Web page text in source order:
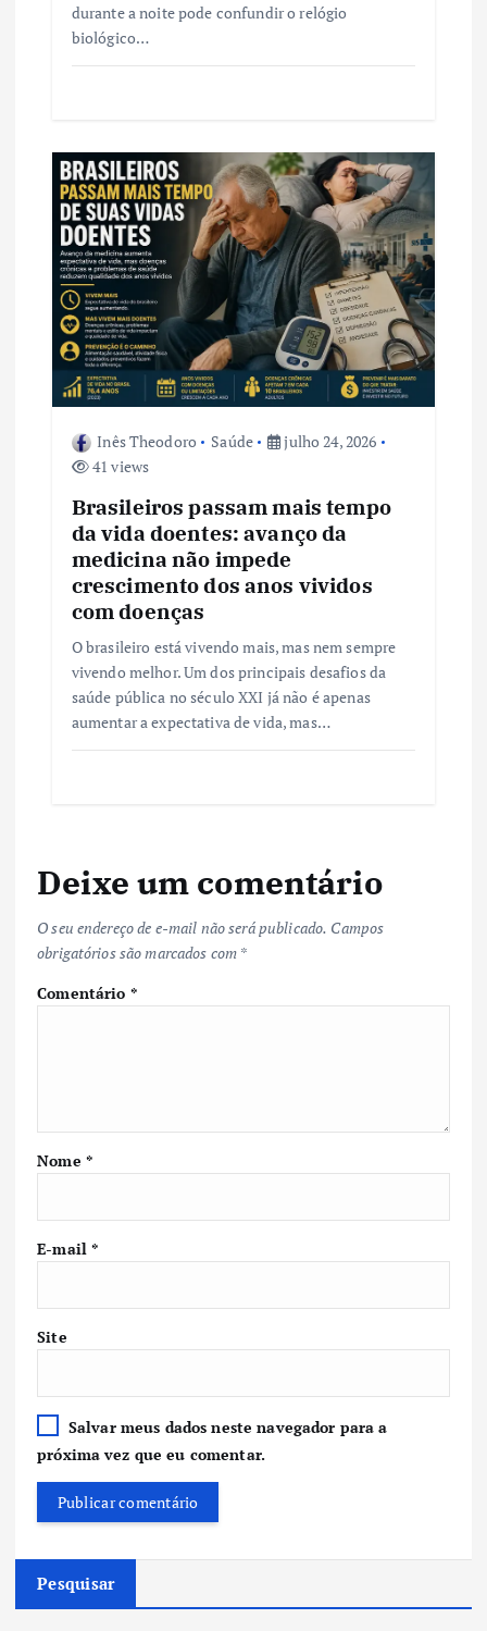
durante a noite pode confundir o relógio
biológico…
Inês Theodoro Saúde
julho 24, 2026
41 views
Brasileiros passam mais tempo
da vida doentes: avanço da
medicina não impede
crescimento dos anos vividos
com doenças
O brasileiro está vivendo mais, mas nem sempre
vivendo melhor. Um dos principais desafios da
saúde pública no século XXI já não é apenas
aumentar a expectativa de vida, mas…
Deixe um comentário
O seu endereço de e-mail não será publicado. Campos
obrigatórios são marcados com *
Comentário *
Nome *
E-mail*
Site
Salvar meus dados neste navegador para a
próxima vez que eu comentar.
Pesquisar